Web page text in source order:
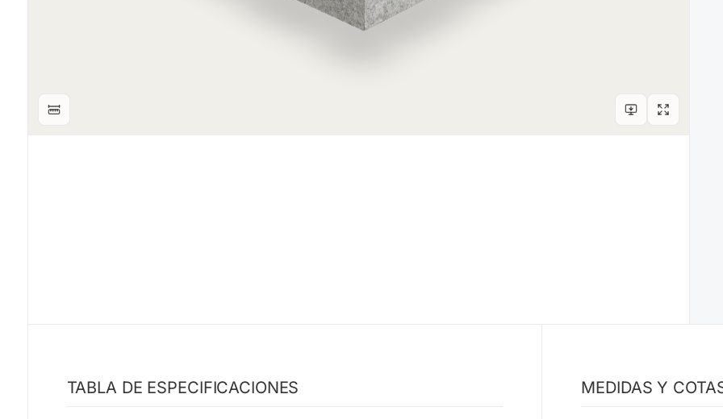
TABLA DE ESPECIFICACIONES MEDIDAS Y